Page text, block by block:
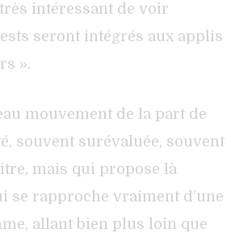
intéressant de voir
seront intégrés aux applis
».
mouvement de la part de
souvent surévaluée, souvent
mais qui propose là
se rapproche vraiment d’une
allant bien plus loin que